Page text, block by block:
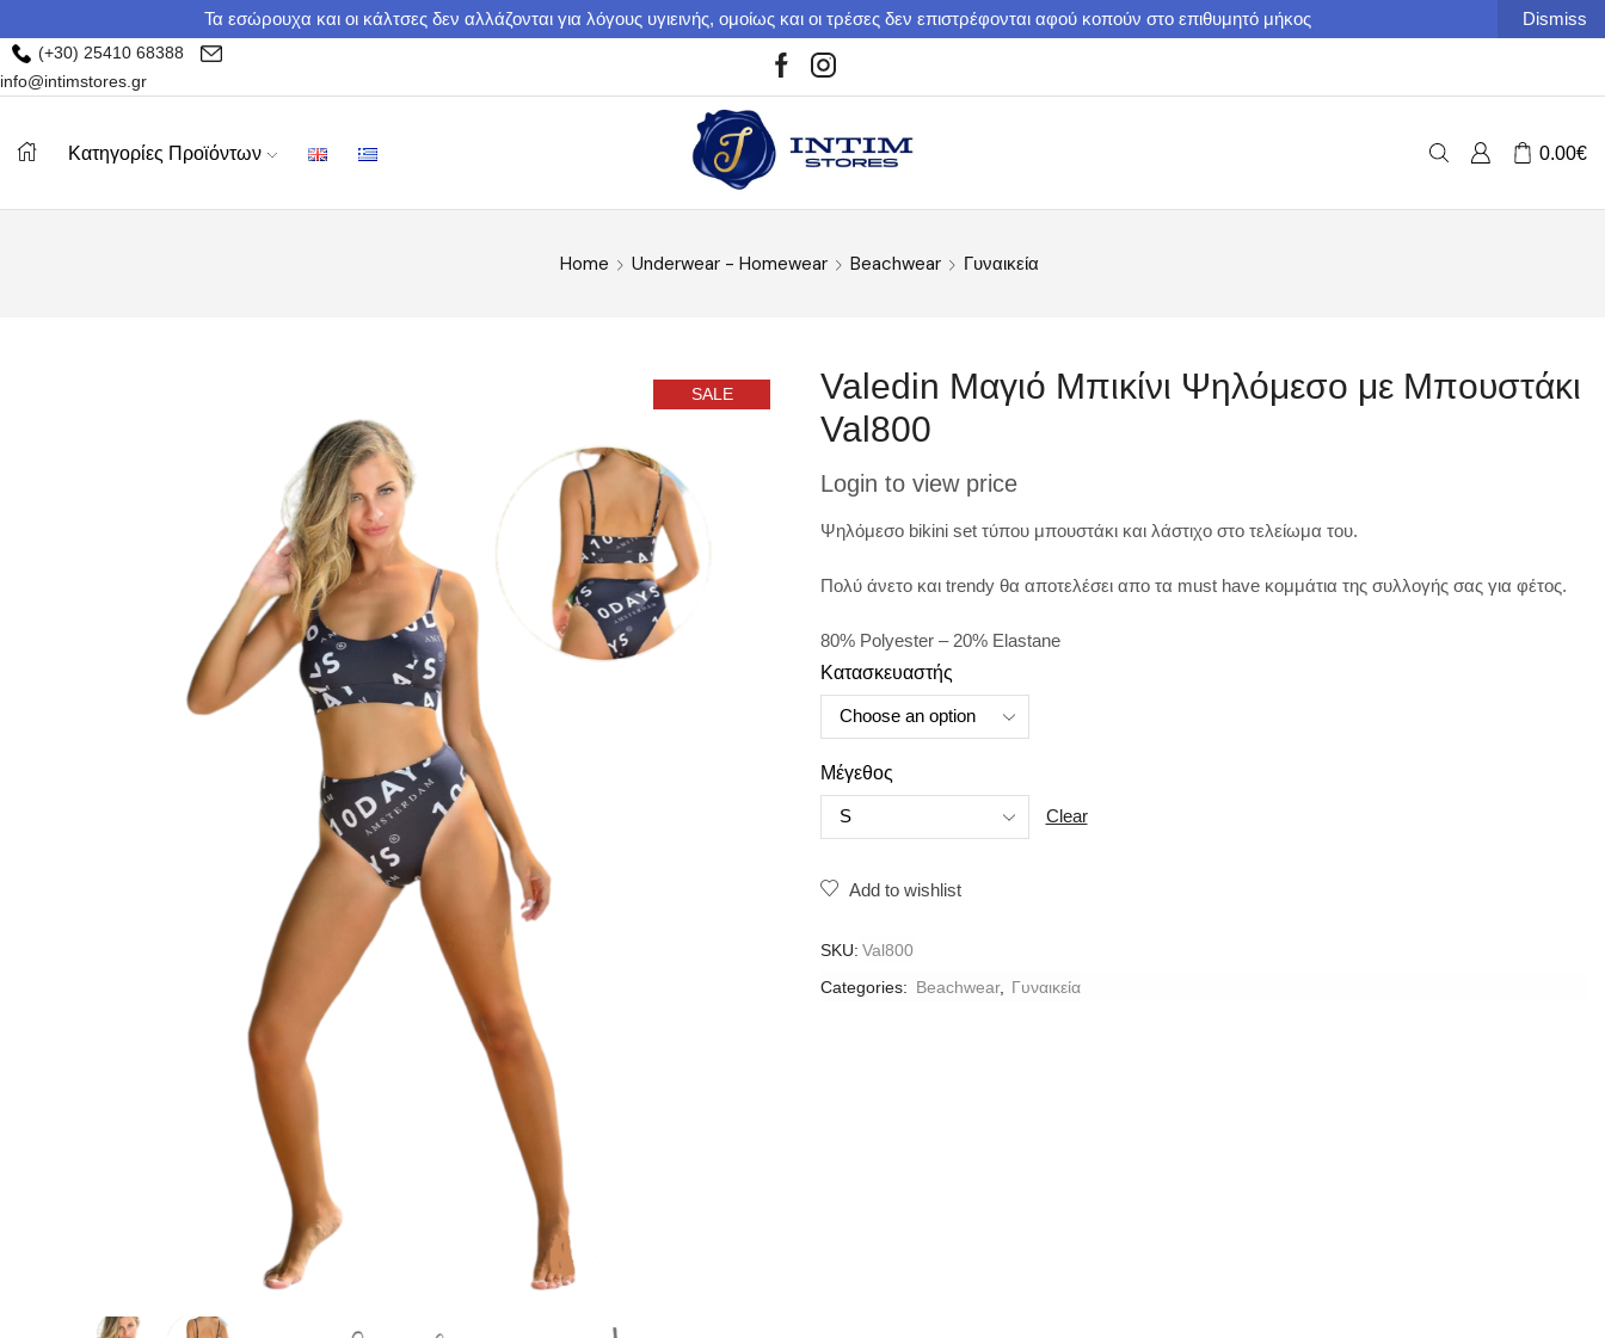
Τα εσώρουχα και οι κάλτσες δεν αλλάζονται για λόγους υγιεινής, ομοίως και οι τρέσες δεν επιστρέφονται αφού κοπούν στο επιθυμητό μήκος Dismiss
(+30) 25410 68388
info@intimstores.gr
Κατηγορίες Προϊόντων 0.00€
Home Underwear - Homewear Beachwear Γυναικεία
SALE
Valedin Μαγιό Μπικίνι Ψηλόμεσο με Μπουστάκι
Val800
Login to view price
Ψηλόμεσο bikini set τύπου μπουστάκι και λάστιχο στο τελείωμα του.
Πολύ άνετο και trendy θα αποτελέσει απο τα must have κομμάτια της συλλογής σας για φέτος.
80% Polyester – 20% Elastane
Κατασκευαστής
Μέγεθος
Clear
Add to wishlist
SKU: Val800
Categories: Beachwear, Γυναικεία